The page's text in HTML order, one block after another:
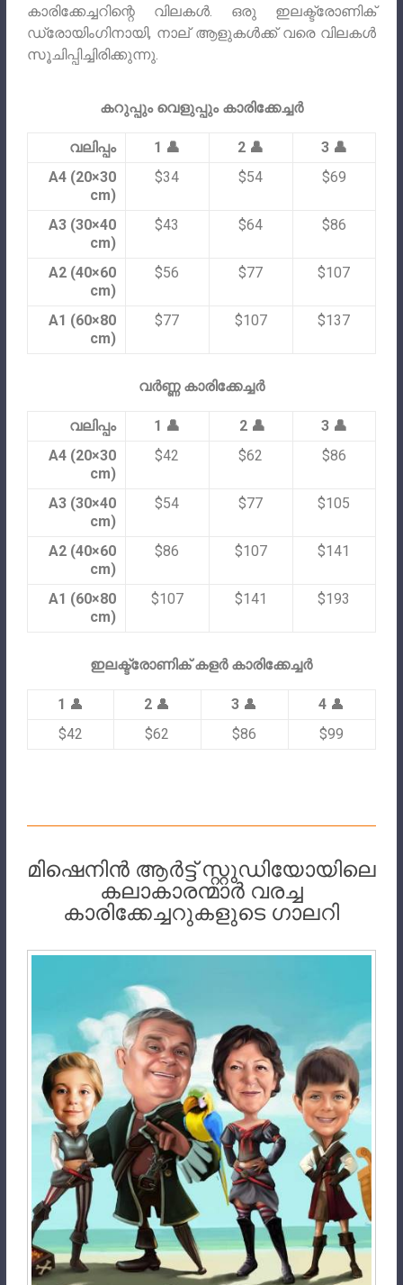
കാരിക്കേച്ചറിന്റെ വിലകൾ. ഒരു ഇലക്ട്രോണിക്
ഡ്രോയിംഗിനായി, നാല് ആളുകൾക്ക് വരെ വിലകൾ
സൂചിപ്പിച്ചിരിക്കുന്നു.
കറുപ്പും വെളുപ്പും കാരിക്കേച്ചർ
വലിപ്പം 1 👤 2 👤
3 👤
A4 (20×30
cm)
$34 $54 $69
A3 (30×40
cm)
$43 $64 $86
A2 (40×60
cm)
$56 $77 $107
A1 (60×80
cm)
$77 $107 $137
വർണ്ണ കാരിക്കേച്ചർ
വലിപ്പം 1 👤 2 👤
3 👤
A4 (20×30
cm)
$42 $62 $86
A3 (30×40
cm)
$54 $77 $105
A2 (40×60
cm)
$86 $107 $141
A1 (60×80
cm)
$107 $141 $193
ഇലക്ട്രോണിക് കളർ കാരിക്കേച്ചർ
1 👤 2 👤 3 👤 4 👤
$42
$62 $86 $99
മിഷെനിൻ ആർട്ട് സ്റ്റുഡിയോയിലെ
കലാകാരന്മാർ വരച്ച
കാരിക്കേച്ചറുകളുടെ ഗാലറി